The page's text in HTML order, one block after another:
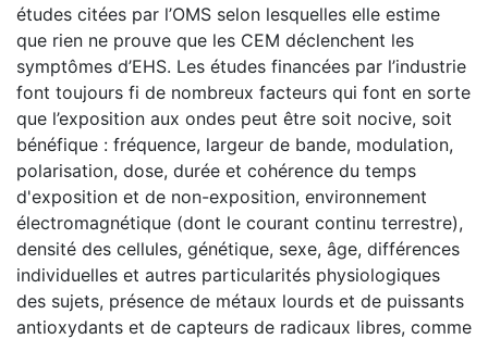
études citées par l’OMS selon lesquelles elle estime
que rien ne prouve que les CEM déclenchent les
symptômes d’EHS. Les études financées par l’industrie
font toujours fi de nombreux facteurs qui font en sorte
que l’exposition aux ondes peut être soit nocive, soit
bénéfique : fréquence, largeur de bande, modulation,
polarisation, dose, durée et cohérence du temps
d'exposition et de non-exposition, environnement
électromagnétique (dont le courant continu terrestre),
densité des cellules, génétique, sexe, âge, différences
individuelles et autres particularités physiologiques
des sujets, présence de métaux lourds et de puissants
antioxydants et de capteurs de radicaux libres, comme